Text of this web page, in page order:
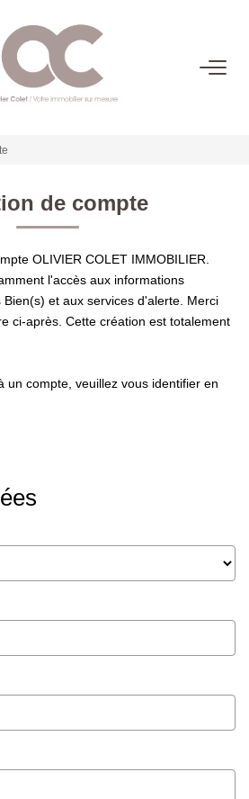
06.14.98.69.34
LOUER
ESTIMER
L'AGENCE
de compte
OLIVIER COLET IMMOBILIER.
l'accès aux informations
et aux services d'alerte. Merci
ci-après. Cette création est totalement
un compte, veuillez vous identifier en